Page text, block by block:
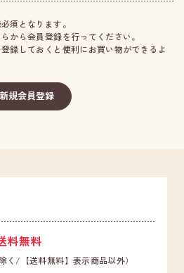
須となります。
から会員登録を行ってください。
録しておくと便利にお買い物ができるよ
料無料
/【送料無料】表示商品以外）